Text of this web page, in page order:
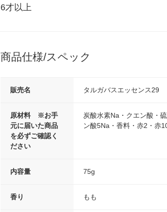
6才以上
商品仕様/スペック
販売名 タルガバスエッセンス29
原材料 ※お手
元に届いた商品
を必ずご確認く
ださい
炭酸水素Na・クエン酸・
ン酸5Na・香料・赤2・赤
内容量 75g
香り もも